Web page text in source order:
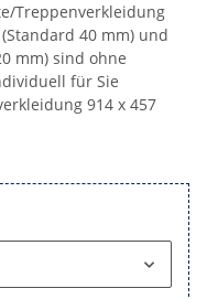
Treppenverkleidung
40 mm) und
mm) sind ohne
für Sie
914 x 457